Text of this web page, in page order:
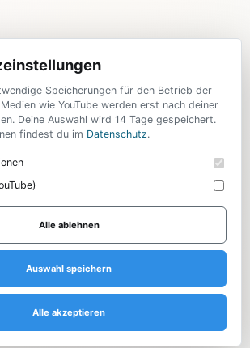
News aus allen Bereichen direkt in dein
Rechte vorbehalten.
Speicherungen für den Betrieb der
wie YouTube werden erst nach deiner
Deine Auswahl wird 14 Tage gespeichert.
findest du im Datenschutz.
Alle ablehnen
Auswahl speichern
Alle akzeptieren